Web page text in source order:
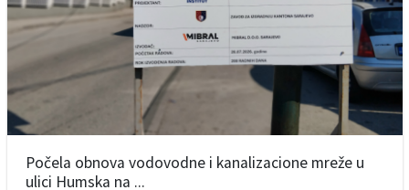
Počela obnova vodovodne i kanalizacione mreže u
ulici Humska na ...